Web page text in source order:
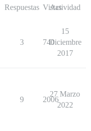
Respuestas Vistas
Actividad
3 740
15
Diciembre
2017
9 2006
27 Marzo
2022